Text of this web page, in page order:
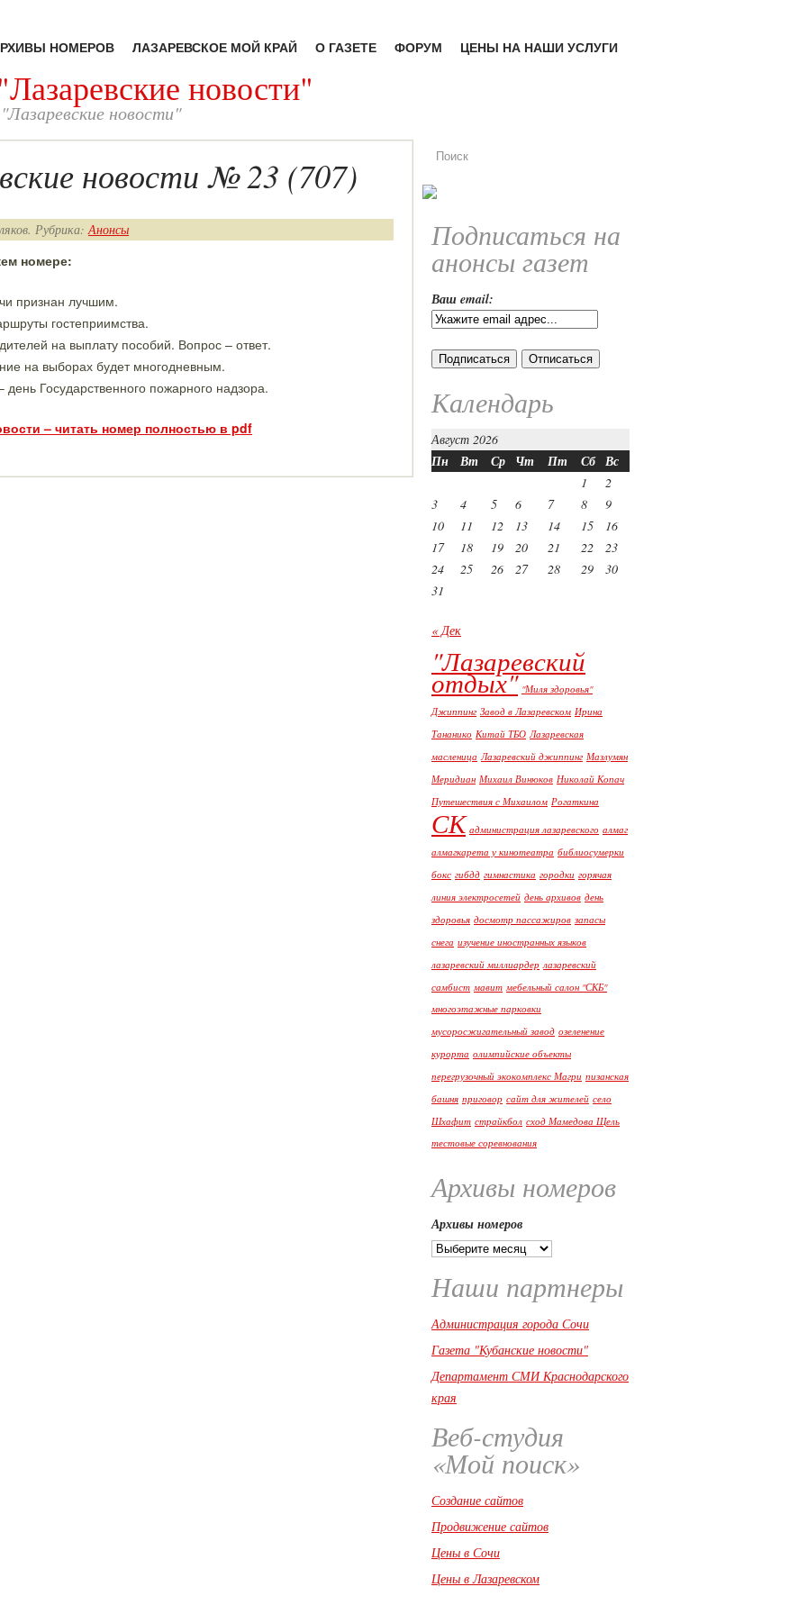
НОМЕРОВ ЛАЗАРЕВСКОЕ МОЙ КРАЙ О ГАЗЕТЕ ФОРУМ ЦЕНЫ НА НАШИ УСЛУГИ
новости"
новости"
новости № 23 (707)
Рубрика:Анонсы
номере:
признан лучшим.
гостеприимства.
на выплату пособий. Вопрос – ответ.
на выборах будет многодневным.
Государственного пожарного надзора.
– читать номер полностью в pdf
Подписаться на
анонсы газет
Ваш email:
Календарь
Август 2026
Пн Вт Ср Чт Пт Сб Вс
1
2
3
4 5 6 7 8
9
10
11 12 13 14 15
16
17
18 19 20 21 22
23
24
25 26 27 28 29
30
31
« Дек
"Лазаревский
отдых" "Миля здоровья"
Джиппинг Завод в Лазаревском Ирина
Тананико Китай ТБО Лазаревская
масленица Лазаревский джиппинг Мазлумян
Меридиан Михаил Винюков Николай Копач
Путешествия с Михаилом Рогаткина
СК администрация лазаревского алмаг
алмагкарета у кинотеатра библиосумерки
бокс гибдд гимнастика городки горячая
линия электросетей день архивов день
здоровья досмотр пассажиров запасы
снега изучение иностранных языков
лазаревский миллиардер лазаревский
самбист мавит мебельный салон "СКБ"
многоэтажные парковки
мусоросжигательный завод озеленение
курорта олимпийские объекты
перегрузочный экокомплекс Магри пизанская
башня приговор сайт для жителей село
Шхафит страйкбол сход Мамедова Щель
тестовые соревнования
Архивы номеров
Архивы номеров
Наши партнеры
Администрация города Сочи
Газета "Кубанские новости"
Департамент СМИ Краснодарского
края
Веб-студия
«Мой поиск»
Создание сайтов
Продвижение сайтов
Цены в Сочи
Цены в Лазаревском